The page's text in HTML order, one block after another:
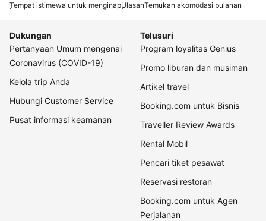
Tempat istimewa untuk menginapUlasanTemukan akomodasi bulanan
Dukungan
Pertanyaan Umum mengenai
Coronavirus (COVID-19)
Kelola trip Anda
Hubungi Customer Service
Pusat informasi keamanan
Telusuri
Program loyalitas Genius
Promo liburan dan musiman
Artikel travel
Booking.com untuk Bisnis
Traveller Review Awards
Rental Mobil
Pencari tiket pesawat
Reservasi restoran
Booking.com untuk Agen
Perjalanan